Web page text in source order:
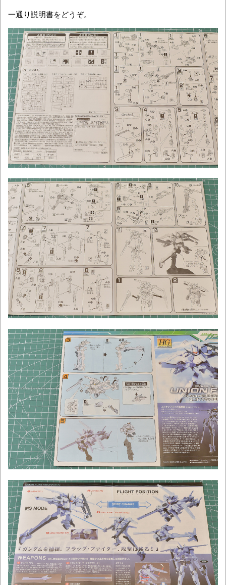
一通り説明書をどうぞ。